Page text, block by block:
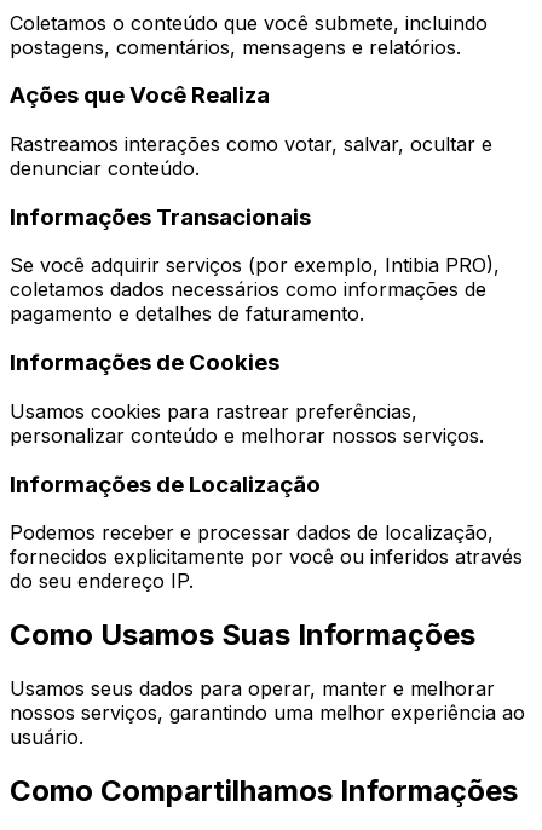
Coletamos o conteúdo que você submete, incluindo
postagens, comentários, mensagens e relatórios.
Ações que Você Realiza
Rastreamos interações como votar, salvar, ocultar e
denunciar conteúdo.
Informações Transacionais
Se você adquirir serviços (por exemplo, Intibia PRO),
coletamos dados necessários como informações de
pagamento e detalhes de faturamento.
Informações de Cookies
Usamos cookies para rastrear preferências,
personalizar conteúdo e melhorar nossos serviços.
Informações de Localização
Podemos receber e processar dados de localização,
fornecidos explicitamente por você ou inferidos através
do seu endereço IP.
Como Usamos Suas Informações
Usamos seus dados para operar, manter e melhorar
nossos serviços, garantindo uma melhor experiência ao
usuário.
Como Compartilhamos Informações